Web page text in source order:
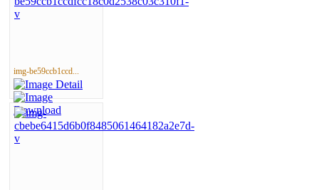
img-be59ccb1ccd...